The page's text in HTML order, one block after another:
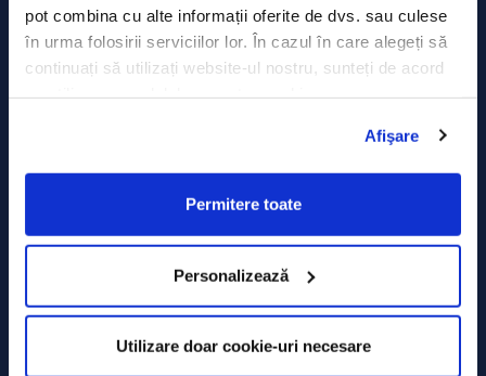
pot combina cu alte informații oferite de dvs. sau culese
în urma folosirii serviciilor lor. În cazul în care alegeți să
continuați să utilizați website-ul nostru, sunteți de acord
Afişare
Permitere toate
Personalizează
Utilizare doar cookie-uri necesare
Politica de confidențialitate
Politica de prelucrare a datelor
Declarația Cookie